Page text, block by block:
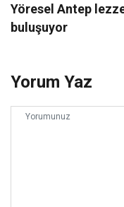
Yöresel Antep
buluşuyor
Yorum Yaz